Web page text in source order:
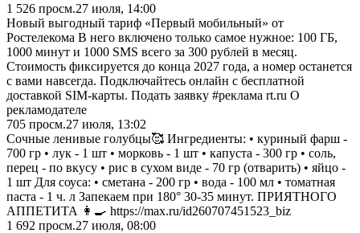
1 526 просм.27 июля, 14:00
Новый выгодный тариф «Первый мобильный» от
Ростелекома В него включено только самое нужное: 100 ГБ,
1000 минут и 1000 SMS всего за 300 рублей в месяц.
Стоимость фиксируется до конца 2027 года, а номер останется
с вами навсегда. Подключайтесь онлайн с бесплатной
доставкой SIM-карты. Подать заявку #реклама rt.ru О
рекламодателе
705 просм.27 июля, 13:02
Сочные ленивые голубцы🥰 Ингредиенты: • куриный фарш -
700 гр • лук - 1 шт • морковь - 1 шт • капуста - 300 гр • соль,
перец - по вкусу • рис в сухом виде - 70 гр (отварить) • яйцо -
1 шт Для соуса: • сметана - 200 гр • вода - 100 мл • томатная
паста - 1 ч. л Запекаем при 180° 30-35 минут. ПРИЯТНОГО
АППЕТИТА 👩‍🍳 https://max.ru/id260707451523_biz
1 692 просм.27 июля, 08:00